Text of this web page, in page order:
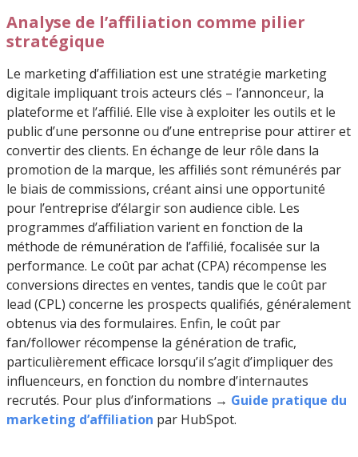
Analyse de l’affiliation comme pilier
stratégique
Le marketing d’affiliation est une stratégie marketing
digitale impliquant trois acteurs clés – l’annonceur, la
plateforme et l’affilié. Elle vise à exploiter les outils et le
public d’une personne ou d’une entreprise pour attirer et
convertir des clients. En échange de leur rôle dans la
promotion de la marque, les affiliés sont rémunérés par
le biais de commissions, créant ainsi une opportunité
pour l’entreprise d’élargir son audience cible. Les
programmes d’affiliation varient en fonction de la
méthode de rémunération de l’affilié, focalisée sur la
performance. Le coût par achat (CPA) récompense les
conversions directes en ventes, tandis que le coût par
lead (CPL) concerne les prospects qualifiés, généralement
obtenus via des formulaires. Enfin, le coût par
fan/follower récompense la génération de trafic,
particulièrement efficace lorsqu’il s’agit d’impliquer des
influenceurs, en fonction du nombre d’internautes
recrutés. Pour plus d’informations → Guide pratique du
marketing d’affiliation par HubSpot.